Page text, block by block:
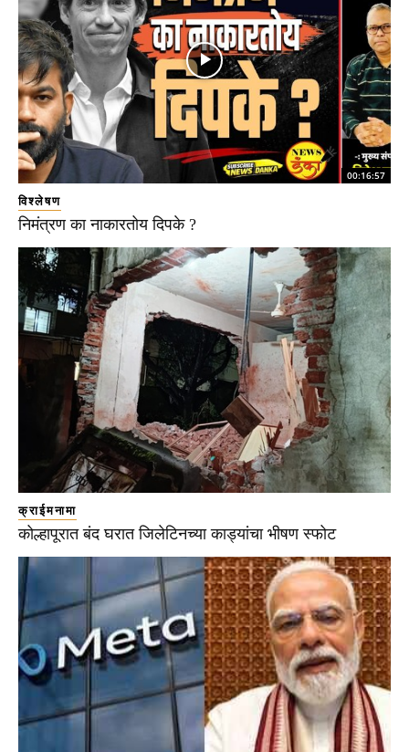
00:16:57
विश्लेषण
निमंत्रण का नाकारतोय दिपके ?
क्राईमनामा
कोल्हापूरात बंद घरात जिलेटिनच्या काड्यांचा भीषण स्फोट